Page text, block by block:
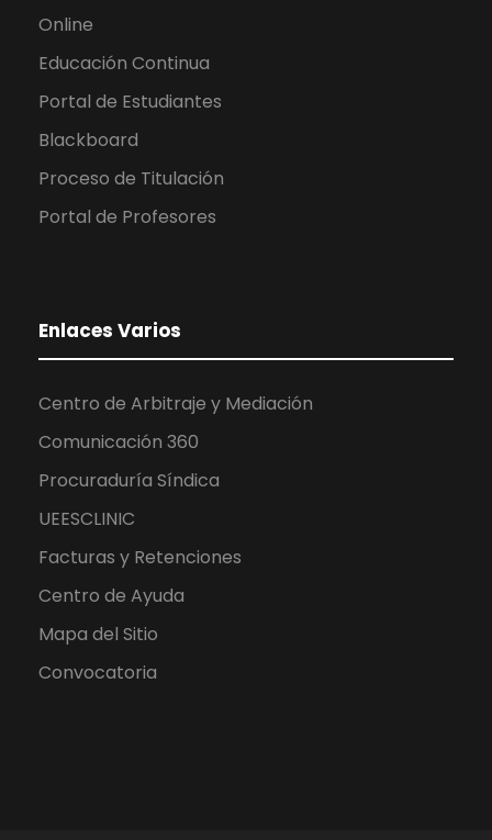
Online
Educación Continua
Portal de Estudiantes
Blackboard
Proceso de Titulación
Portal de Profesores
Enlaces Varios
Centro de Arbitraje y Mediación
Comunicación 360
Procuraduría Síndica
UEESCLINIC
Facturas y Retenciones
Centro de Ayuda
Mapa del Sitio
Convocatoria